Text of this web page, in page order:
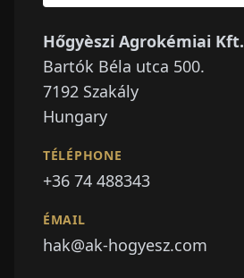
Hőgyèszi Agrokémiai Kft.
Bartók Béla utca 500.
7192 Szakály
Hungary
TÉLÉPHONE
+36 74 488343
ÉMAIL
hak@ak-hogyesz.com